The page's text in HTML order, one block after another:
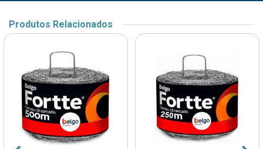
Produtos Relacionados